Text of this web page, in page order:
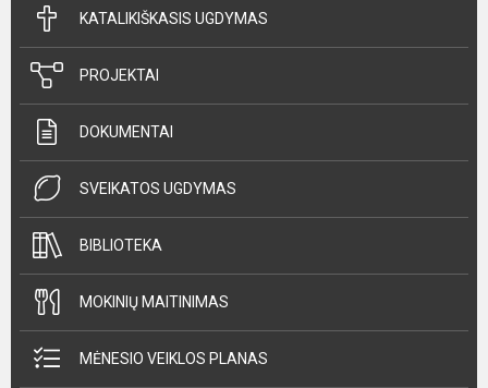
KATALIKIŠKASIS UGDYMAS
PROJEKTAI
DOKUMENTAI
SVEIKATOS UGDYMAS
BIBLIOTEKA
MOKINIŲ MAITINIMAS
MĖNESIO VEIKLOS PLANAS